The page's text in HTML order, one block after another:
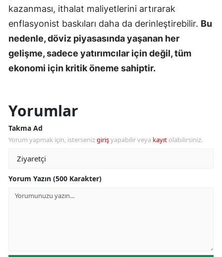
kazanması, ithalat maliyetlerini artırarak
enflasyonist baskıları daha da derinleştirebilir. Bu
nedenle, döviz piyasasında yaşanan her
gelişme, sadece yatırımcılar için değil, tüm
ekonomi için kritik öneme sahiptir.
Yorumlar
Takma Ad
Yorum yapmak için, istersenizgirişyapabilir veya kayıt olabilirsiniz.
Yorum Yazın (500 Karakter)